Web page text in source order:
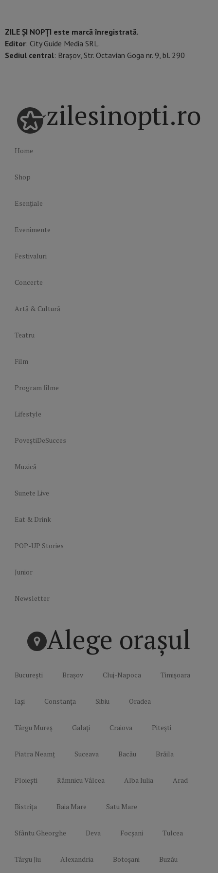
ZILE ȘI NOPȚI este marcă înregistrată.
Editor: City Guide Media SRL.
Sediul central: Brașov, Str. Octavian Goga nr. 9, bl. 290
zilesinopti.ro
Home
Shop
Esențiale
Evenimente
Festivaluri
Concerte
Artă & Cultură
Teatru
Film
Program filme
Lifestyle
PoveștiDeSucces
Muzică
Sunete Live
Eat & Drink
POP-UP Stories
Junior
Newsletter
Alege orașul
București Brașov Cluj-Napoca Timișoara
Iași Constanța Sibiu Oradea
Târgu Mureș Galați Craiova Pitești
Piatra Neamț Suceava Bacău Brăila
Ploiești Râmnicu Vâlcea Alba Iulia Arad
Bistrița Baia Mare Satu Mare
Sfântu Gheorghe Deva Focșani Tulcea
Târgu Jiu Alexandria Botoșani Buzău